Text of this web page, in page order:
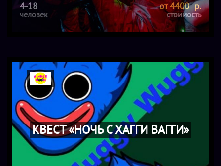
4-18
человек
от 4400 р.
стоимость
КВЕСТ «НОЧЬ С ХАГГИ ВАГГИ»